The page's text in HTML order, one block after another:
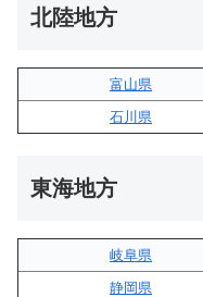
北陸地方
富山県
石川県
東海地方
岐阜県
静岡県